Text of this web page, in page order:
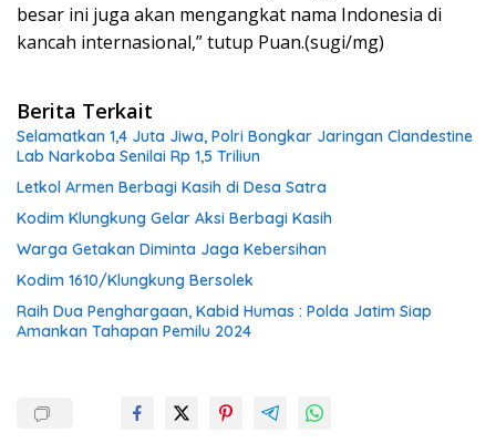
besar ini juga akan mengangkat nama Indonesia di
kancah internasional,” tutup Puan.(sugi/mg)
Berita Terkait
Selamatkan 1,4 Juta Jiwa, Polri Bongkar Jaringan Clandestine
Lab Narkoba Senilai Rp 1,5 Triliun
Letkol Armen Berbagi Kasih di Desa Satra
Kodim Klungkung Gelar Aksi Berbagi Kasih
Warga Getakan Diminta Jaga Kebersihan
Kodim 1610/Klungkung Bersolek
Raih Dua Penghargaan, Kabid Humas : Polda Jatim Siap
Amankan Tahapan Pemilu 2024